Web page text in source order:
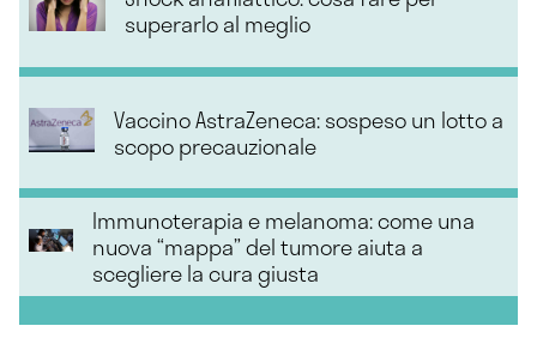
superarlo al meglio
Vaccino AstraZeneca: sospeso un lotto a
scopo precauzionale
Immunoterapia e melanoma: come una
nuova “mappa” del tumore aiuta a
scegliere la cura giusta